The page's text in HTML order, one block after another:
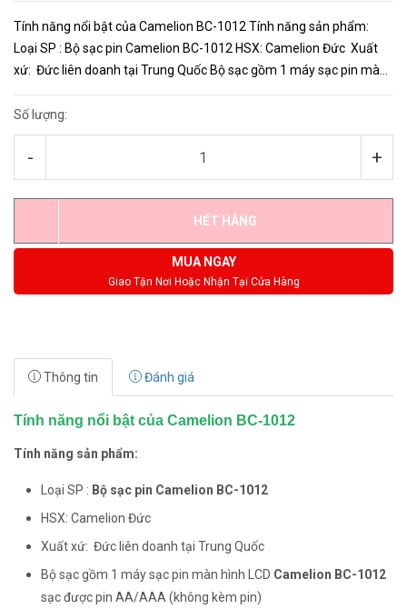
Tính năng nổi bật của Camelion BC-1012 Tính năng sản phẩm:
Loại SP : Bộ sạc pin Camelion BC-1012 HSX: Camelion Đức Xuất
xứ: Đức liên doanh tại Trung Quốc Bộ sạc gồm 1 máy sạc pin màn
Số lượng:
- +
HẾT HÀNG
MUA NGAY
Giao Tận Nơi Hoặc Nhận Tại Cửa Hàng
Thông tin Đánh giá
Tính năng nổi bật của Camelion BC-1012
Tính năng sản phẩm:
Loại SP : Bộ sạc pin Camelion BC-1012
HSX: Camelion Đức
Xuất xứ: Đức liên doanh tại Trung Quốc
Bộ sạc gồm 1 máy sạc pin màn hình LCD Camelion BC-1012
sạc được pin AA/AAA (không kèm pin)